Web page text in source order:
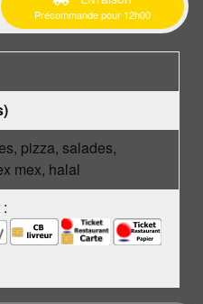
Précommande pour 12h00
pizza, salades,
mex, halal